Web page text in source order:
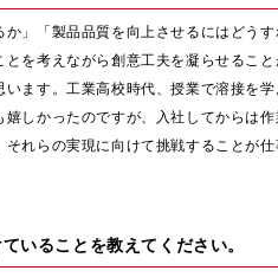
か」「製品品質を向上させるにはどう
を考えながら創意工夫を凝らせるこ
ます。工業高校時代、授業で溶接を
しかったのですが、入社してからは
れらの実現に向けて挑戦することが
いることを教えてください。